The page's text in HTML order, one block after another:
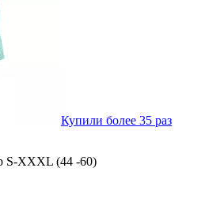
Купили более 35 раз
S-XXXL (44 -60)